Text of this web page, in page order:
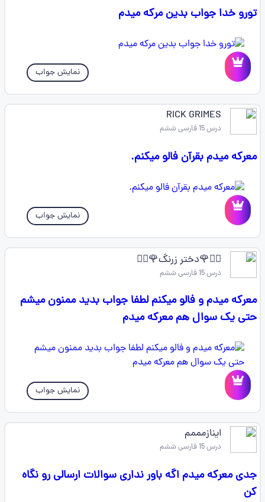
تورو خدا جواب بدین مرکه میدم
نمایش جواب
RICK GRIMES
درس 15 فارسی ششم
معرکه میدم بقرآن فالو میکنم.
نمایش جواب
👩‍⚕️🌹دختر زرنگ🌹👩‍⚕️
درس 15 فارسی ششم
معرکه میدم و فالو میکنم لطفا جواب بدید ممنون میشم
حتی یک سوال هم معرکه میدم
نمایش جواب
اینازمممم
درس 15 فارسی ششم
جدی معرکه میدم اگه باور نداری سوالات ارسالی رو نگاه
کن